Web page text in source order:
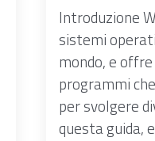
Introduzione
sistemi
mondo, e
programmi
per svolgere
questa guida,